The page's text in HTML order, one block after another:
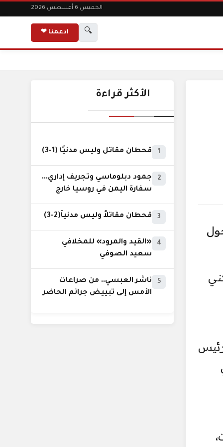
الخميس 6 أغسطس 2026
🔍 ادعمنا ❤
الأكثر قراءة
1 قحطان مقاتل وليس مدنيًا (1-3)
2
جمود دبلوماسي وتجريف إداري...
سفارة اليمن في روسيا خارج
3 قحطان مقاتلاً وليس مدنياً(2-3)
4
«القيد والمرود» للمخلافي
سعيد الصوفي
5
ناشر العبسي.. من صراعات
الأمس إلى تبييض جرائم الحاضر